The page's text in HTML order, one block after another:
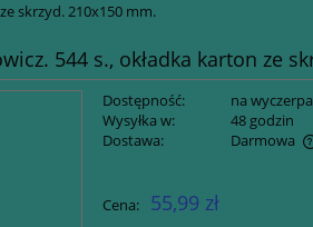
skrzyd. 210x150 mm.
544 s., okładka karton ze
Dostępność:
na
Wysyłka w:
48 godzin
Dostawa:
Darmowa
Cena: 55,99 zł